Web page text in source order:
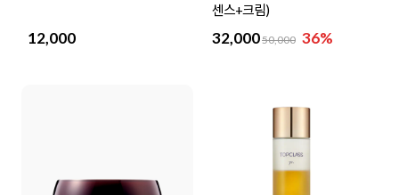
12,000
센스+크림)
32,00050,000 36%